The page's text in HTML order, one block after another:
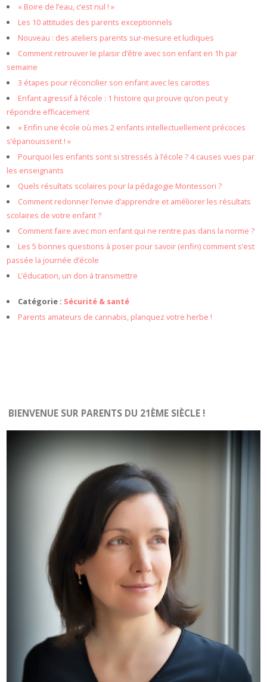
« Boire de l’eau, c’est nul ! »
Les 10 attitudes des parents exceptionnels
Nouveau : des ateliers parents sur-mesure et ludiques
Comment retrouver le plaisir d’être avec son enfant en 1h par
semaine
3 étapes pour réconcilier son enfant avec les carottes
Enfant agressif à l’école : 1 histoire qui prouve qu’on peut y
répondre efficacement
« Enfin une école où mes 2 enfants intellectuellement précoces
s’épanouissent ! »
Pourquoi les enfants sont si stressés à l’école ? 4 causes vues par
les enseignants
Quels résultats scolaires pour la pédagogie Montessori ?
Comment redonner l’envie d’apprendre et améliorer les résultats
scolaires de votre enfant ?
Comment faire avec mon enfant qui ne rentre pas dans la norme ?
Les 5 bonnes questions à poser pour savoir (enfin) comment s’est
passée la journée d’école
L’éducation, un don à transmettre
Catégorie : Sécurité & santé
Parents amateurs de cannabis, planquez votre herbe !
BIENVENUE SUR PARENTS DU 21ÈME SIÈCLE !